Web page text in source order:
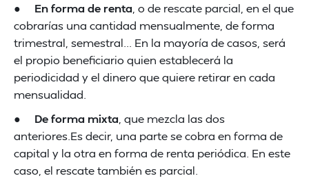
● En forma de renta , o de rescate parcial, en el que
cobrarías una cantidad mensualmente, de forma
trimestral, semestral... En la mayoría de casos, será
el propio beneficiario quien establecerá la
periodicidad y el dinero que quiere retirar en cada
mensualidad.
● De forma mixta , que mezcla las dos
anteriores.Es decir, una parte se cobra en forma de
capital y la otra en forma de renta periódica. En este
caso, el rescate también es parcial.